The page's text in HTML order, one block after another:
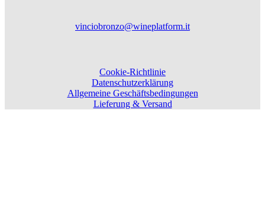
vinciobronzo@wineplatform.it
Cookie-Richtlinie
Datenschutzerklärung
Allgemeine Geschäftsbedingungen
Lieferung & Versand